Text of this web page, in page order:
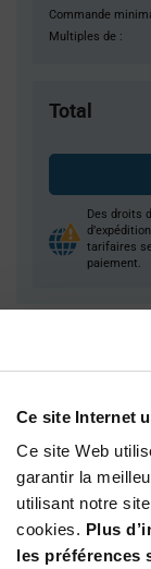
Ce site Internet
Ce site Web
garantir la
utilisant notre
cookies. Plus
les préférences
Commande
Multiples de :
Total
Des droits
tarifaires
paiement.
20
50
150+